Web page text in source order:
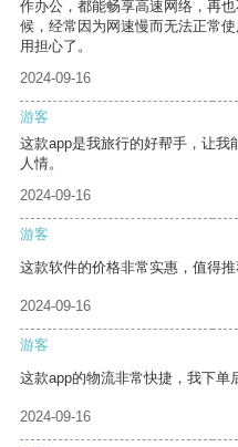
作办公，都能畅享高速网络，再
候，经常因为网速慢而无法正常
用担心了。
2024-09-16
游客
这款app是我旅行的好帮手，让
人情。
2024-09-16
游客
这款软件的价格非常实惠，值得推
2024-09-16
游客
这款app的物流非常快捷，我下单
2024-09-16